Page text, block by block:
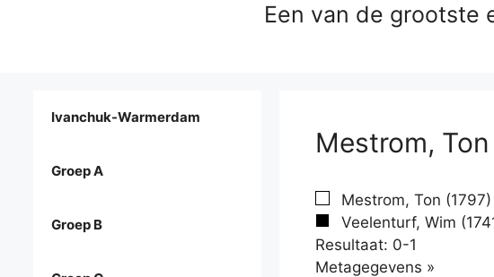
Een van de grootste
Mestrom,
Mestrom, Ton (1797)
Veelenturf, Wim
Resultaat: 0-1
Metagegevens »
Ivanchuk-Warmerdam
Groep A
Groep B